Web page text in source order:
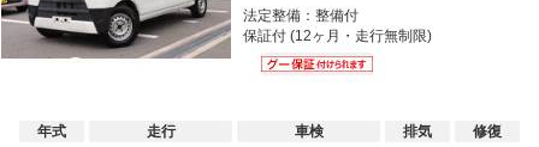
法定整備：整備付
保証付 (12ヶ月・走行無制限)
年式
走行
車検
排気
修復